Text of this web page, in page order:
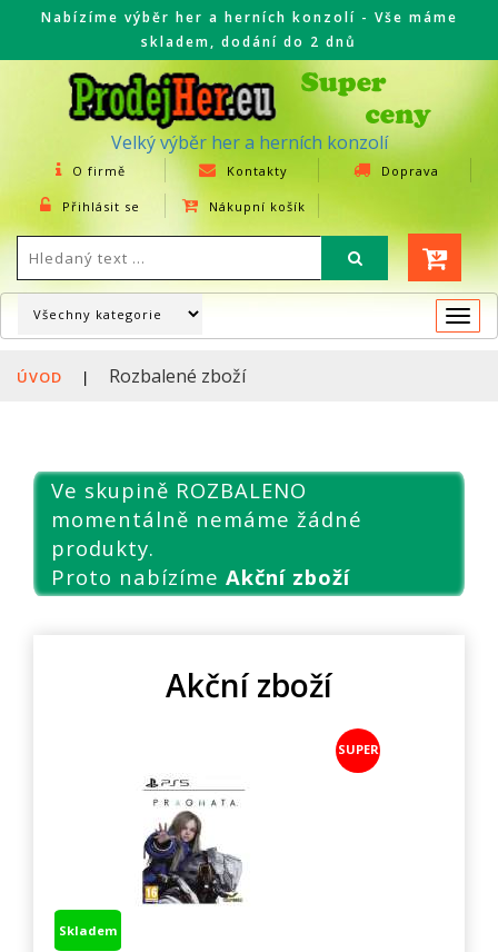
Nabízíme výběr her a herních konzolí - Vše máme
skladem, dodání do 2 dnů
Velký výběr her a herních konzolí
O firmě Kontakty Doprava
Přihlásit se Nákupní košík
ÚVOD | Rozbalené zboží
Ve skupině ROZBALENO
momentálně nemáme žádné
produkty.
Proto nabízíme Akční zboží
Akční zboží
SUPER
Skladem